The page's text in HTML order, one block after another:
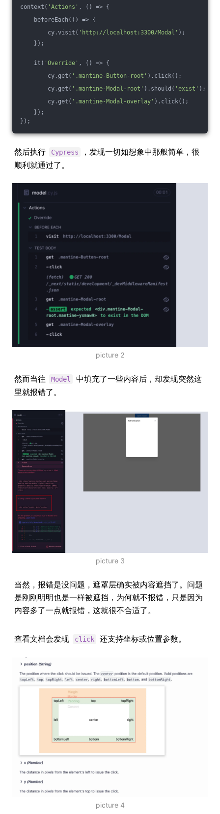
context( 'Actions' , () => {
beforeEach( () => {
cy.visit( 'http://localhost:3300/Modal' );
});
it( 'Override' , () => {
cy.get( '.mantine-Button-root' ).click();
cy.get( '.mantine-Modal-root' ).should( 'exist' );
cy.get( '.mantine-Modal-overlay' ).click();
});
});
然后执行 Cypress
，发现一切如想象中那般简单，很
顺利就通过了。
picture 2
然而当往 Model
中填充了一些内容后，却发现突然这
里就报错了。
picture 3
当然，报错是没问题，遮罩层确实被内容遮挡了。问题
是刚刚明明也是一样被遮挡，为何就不报错，只是因为
内容多了一点就报错，这就很不合适了。
查看文档会发现 click 还支持坐标或位置参数。
picture 4